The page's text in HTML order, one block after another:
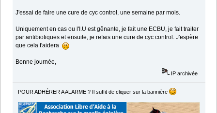
J'essai de faire une cure de cyc control, une semaine par mois.
Uniquement en cas ou l'I.U est gênante, je fait une ECBU, je fait traiter
par antibiotiques et ensuite, je refais une cure de cyc control. J'espère
que cela t'aidera
Bonne journée,
IP archivée
POUR ADHÉRER A ALARME ? Il suffit de cliquer sur la bannière